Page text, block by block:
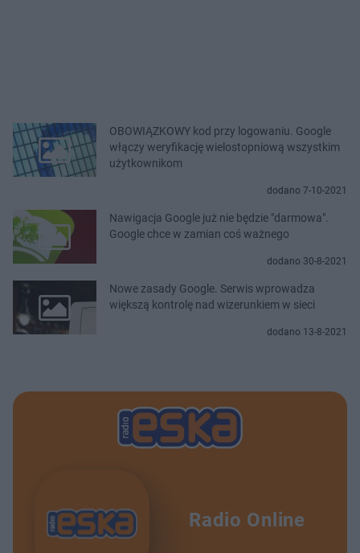
OBOWIĄZKOWY kod przy logowaniu. Google
włączy weryfikację wielostopniową wszystkim
użytkownikom
dodano 7-10-2021
Nawigacja Google już nie będzie "darmowa".
Google chce w zamian coś ważnego
dodano 30-8-2021
Nowe zasady Google. Serwis wprowadza
większą kontrolę nad wizerunkiem w sieci
dodano 13-8-2021
Radio Online